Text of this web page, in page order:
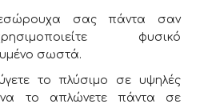
σας πάντα σαν
φυσικό
σωστά.
το πλύσιμο σε υψηλές
να το απλώνετε πάντα σε